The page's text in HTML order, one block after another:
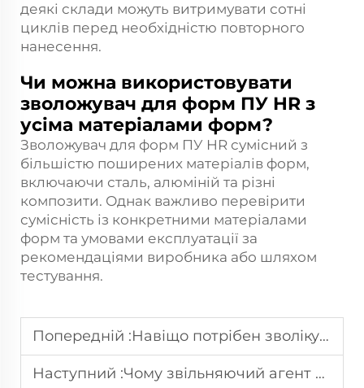
деякі склади можуть витримувати сотні
циклів перед необхідністю повторного
нанесення.
Чи можна використовувати
зволожувач для форм ПУ HR з
усіма матеріалами форм?
Зволожувач для форм ПУ HR сумісний з
більшістю поширених матеріалів форм,
включаючи сталь, алюміній та різні
композити. Однак важливо перевірити
сумісність із конкретними матеріалами
форм та умовами експлуатації за
рекомендаціями виробника або шляхом
тестування.
Попередній :Навіщо потрібен зволікуючий агент PU HR у виробництві піни?
Наступний :Чому звільняючий агент PU є ключовим для високоякісних пінопродуктів?